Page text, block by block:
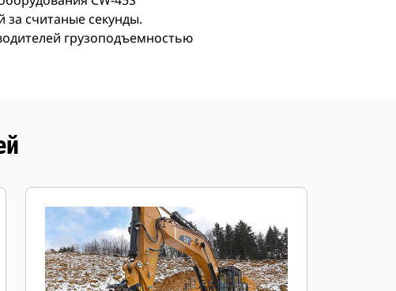
считаные секунды.
грузоподъемностью